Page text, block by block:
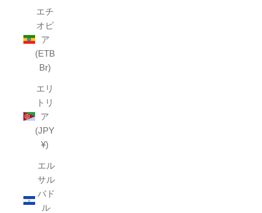
エチ
オピ
ア
(ETB
Br)
エリ
トリ
ア
(JPY
¥)
エル
サル
バド
ル